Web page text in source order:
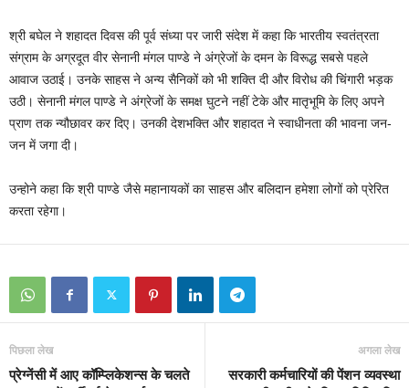
श्री बघेल ने शहादत दिवस की पूर्व संध्या पर जारी संदेश में कहा कि भारतीय स्वतंत्रता
संग्राम के अग्रदूत वीर सेनानी मंगल पाण्डे ने अंग्रेजों के दमन के विरूद्ध सबसे पहले
आवाज उठाई। उनके साहस ने अन्य सैनिकों को भी शक्ति दी और विरोध की चिंगारी भड़क
उठी। सेनानी मंगल पाण्डे ने अंग्रेजों के समक्ष घुटने नहीं टेके और मातृभूमि के लिए अपने
प्राण तक न्यौछावर कर दिए। उनकी देशभक्ति और शहादत ने स्वाधीनता की भावना जन-
जन में जगा दी।
उन्होने कहा कि श्री पाण्डे जैसे महानायकों का साहस और बलिदान हमेशा लोगों को प्रेरित
करता रहेगा।
पिछला लेख
प्रेग्नेंसी में आए कॉम्प्लिकेशन्स के चलते
अगला लेख
सरकारी कर्मचारियों की पेंशन व्यवस्था